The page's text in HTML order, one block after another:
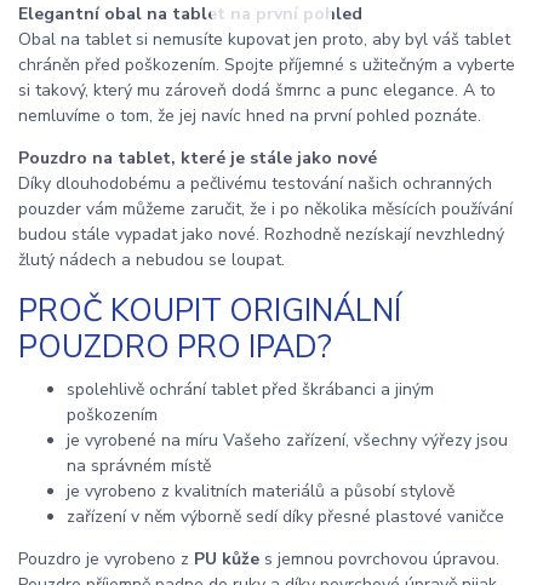
Elegantní obal na tablet na první pohled
Obal na tablet si nemusíte kupovat jen proto, aby byl váš tablet
chráněn před poškozením. Spojte příjemné s užitečným a vyberte
si takový, který mu zároveň dodá šmrnc a punc elegance. A to
nemluvíme o tom, že jej navíc hned na první pohled poznáte.
Pouzdro na tablet, které je stále jako nové
Díky dlouhodobému a pečlivému testování našich ochranných
pouzder vám můžeme zaručit, že i po několika měsících používání
budou stále vypadat jako nové. Rozhodně nezískají nevzhledný
žlutý nádech a nebudou se loupat.
PROČ KOUPIT ORIGINÁLNÍ
POUZDRO PRO IPAD?
spolehlivě ochrání tablet před škrábanci a jiným
poškozením
je vyrobené na míru Vašeho zařízení, všechny výřezy jsou
na správném místě
je vyrobeno z kvalitních materiálů a působí stylově
zařízení v něm výborně sedí díky přesné plastové vaničce
Pouzdro je vyrobeno z PU kůže s jemnou povrchovou úpravou.